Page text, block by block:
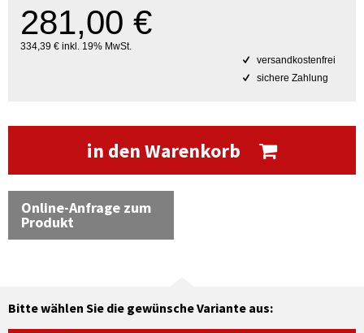
281,00 €
334,39 € inkl. 19% MwSt.
versandkostenfrei
sichere Zahlung
in den Warenkorb
Online-Anfrage zum
Produkt
Bitte wählen Sie die gewünsche Variante aus: